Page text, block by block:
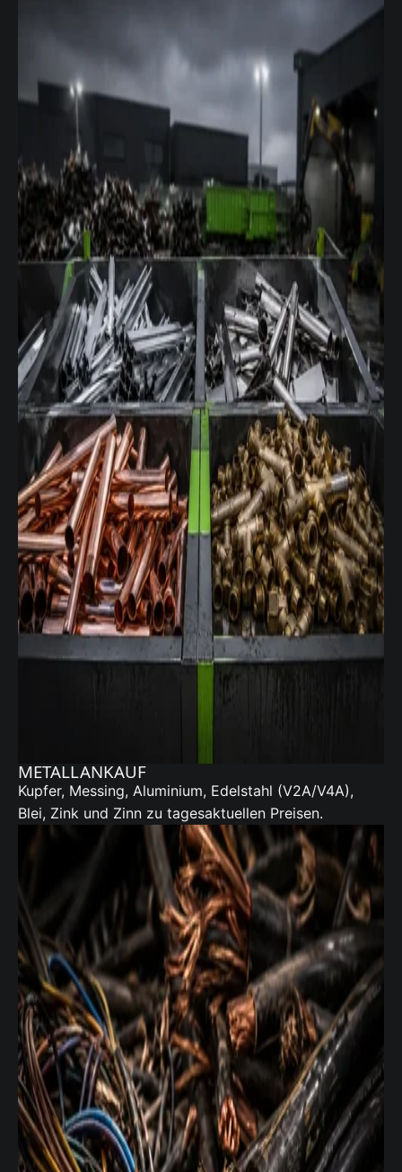
METALLANKAUF
Kupfer, Messing, Aluminium, Edelstahl (V2A/V4A),
Blei, Zink und Zinn zu tagesaktuellen Preisen.